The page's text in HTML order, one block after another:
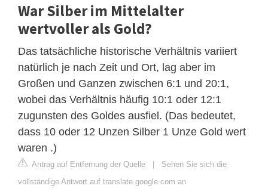
War Silber im Mittelalter
wertvoller als Gold?
Das tatsächliche historische Verhältnis variiert
natürlich je nach Zeit und Ort, lag aber im
Großen und Ganzen zwischen 6:1 und 20:1,
wobei das Verhältnis häufig 10:1 oder 12:1
zugunsten des Goldes ausfiel. (Das bedeutet,
dass 10 oder 12 Unzen Silber 1 Unze Gold wert
waren .)
Antrag auf Entfernung der Quelle | Sehen Sie sich die
vollständige Antwort auf translate.google.com an